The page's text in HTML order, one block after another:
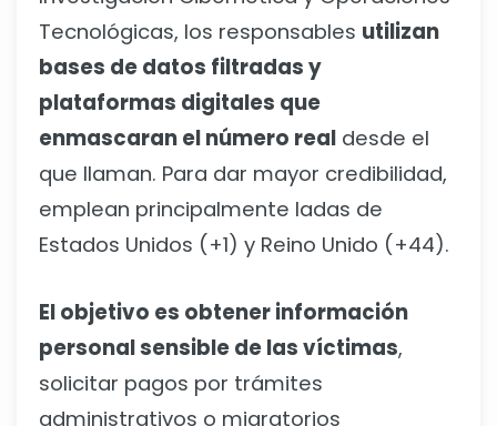
Tecnológicas, los responsables utilizan
bases de datos filtradas y
plataformas digitales que
enmascaran el número real desde el
que llaman. Para dar mayor credibilidad,
emplean principalmente ladas de
Estados Unidos (+1) y Reino Unido (+44).
El objetivo es obtener información
personal sensible de las víctimas,
solicitar pagos por trámites
administrativos o migratorios